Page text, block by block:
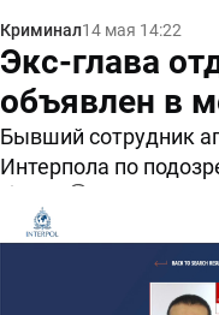
Криминал14 мая 14:22
Экс-глава
объявлен в
Бывший сотрудник
Интерпола по